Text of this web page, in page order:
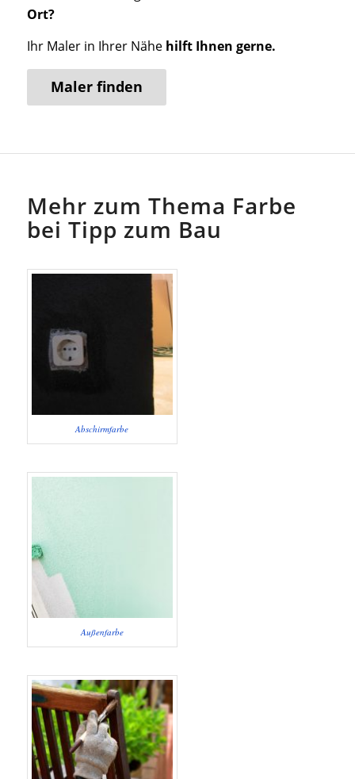
Ort?
Ihr Maler in Ihrer Nähe hilft Ihnen gerne.
Maler finden
Mehr zum Thema Farbe
bei Tipp zum Bau
Abschirmfarbe
Außenfarbe